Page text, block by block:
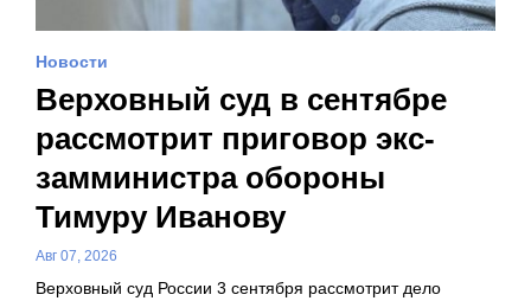
Новости
Верховный суд в сентябре
рассмотрит приговор экс-
замминистра обороны
Тимуру Иванову
Авг 07, 2026
Верховный суд России 3 сентября рассмотрит дело